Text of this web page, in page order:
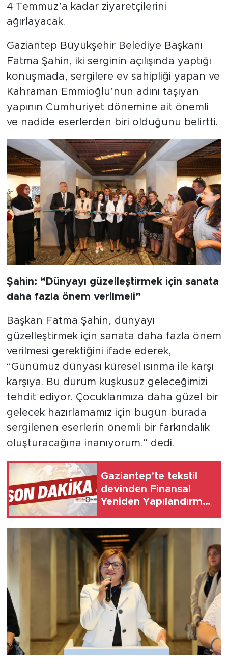
4 Temmuz’a kadar ziyaretçilerini
ağırlayacak.
Gaziantep Büyükşehir Belediye Başkanı
Fatma Şahin, iki serginin açılışında yaptığı
konuşmada, sergilere ev sahipliği yapan ve
Kahraman Emmioğlu’nun adını taşıyan
yapının Cumhuriyet dönemine ait önemli
ve nadide eserlerden biri olduğunu belirtti.
Şahin: “Dünyayı güzelleştirmek için sanata
daha fazla önem verilmeli”
Başkan Fatma Şahin, dünyayı
güzelleştirmek için sanata daha fazla önem
verilmesi gerektiğini ifade ederek,
“Günümüz dünyası küresel ısınma ile karşı
karşıya. Bu durum kuşkusuz geleceğimizi
tehdit ediyor. Çocuklarımıza daha güzel bir
gelecek hazırlamamız için bugün burada
sergilenen eserlerin önemli bir farkındalık
oluşturacağına inanıyorum.” dedi.
Gaziantep'te tekstil
devinden Finansal
Yeniden Yapılandırma